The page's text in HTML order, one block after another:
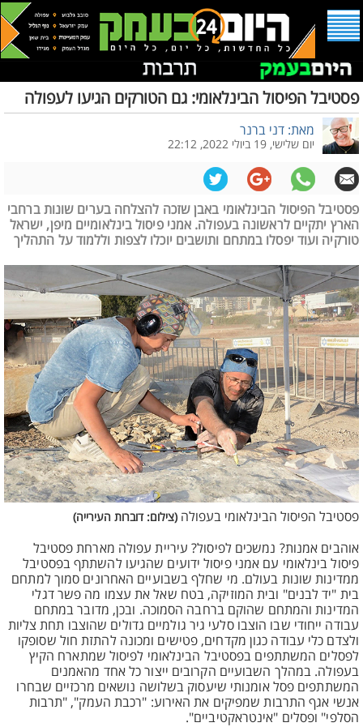
פסטיבל הפיסול הבינלאומי: גם הטורקים הגיעו לעפולה
מאת: דני ברנר
יום שלישי, 19 ביולי 2022, 22:12
פסטיבל הפיסול הבינלאומי באבן שזכה להצלחה בערים שונות ברחבי
הארץ יתקיים לראשונה בעפולה. אמני פיסול בינלאומיים מיפן, ישראל
טורקיה ועוד יפסלו במתחם ותושבים יוכלו לצפות וללמוד על התהליך
פסטיבל הפיסול הבינלאומי בעפולה (צילום: דוברות העירייה)
אוהבים אמנות? נמשכים לפיסול? עיריית עפולה מארחת פסטיבל
פיסול בינלאומי עם אמני פיסול ידועים שהגיעו להשתתף בפסטיבל
ממדינות שונות בעולם. מי שחלף בשבועיים האחרונים סמוך למתחם
בית "יד לבנים" ובית המוזיקה, בטח שאל את עצמו מה פשר דגלי
המדינות והמתחם שהוקם ברחבה הסמוכה. ובכן, מדובר במתחם
עבודה ייחודי שבו הוצבו סלעי גיר גולמיים גדולים שהוצבו תחת צליות
ולצדם כלי עבודה כגון מקדחים, פטישים ומכונה להתזת חול שסופקו
לפסלים המשתתפים בפסטיבל הבינלאומי לפיסול שמתארח הקיץ
בעפולה. במהלך השבועיים הקרובים ייצור כל אחד מהאמנים
המשתתפים פסל אומנותי שיעסוק בשלושה נושאים מרכזיים שבחרו
אנשי אגף התרבות שמפיקים את האירוע: "רכבת העמק", "תרבות
הסלפי" ופסלים "אינטראקטיביים".